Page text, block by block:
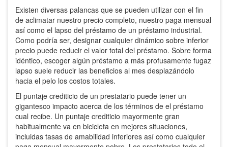
Existen diversas palancas que se pueden utilizar con el fin
de aclimatar nuestro precio completo, nuestro paga mensual
así­ como el lapso del préstamo de un préstamo industrial.
Como podrí­a ser, designar cualquier dinámico sobre inferior
precio puede reducir el valor total del préstamo. Sobre forma
idéntico, escoger algún préstamo a más profusamente fugaz
lapso suele reducir las beneficios al mes desplazándolo
hacia el pelo los costos totales.
El puntaje crediticio de un prestatario puede tener un
gigantesco impacto acerca de los términos de el préstamo
cual recibe. Un puntaje crediticio mayormente gran
habitualmente va en bicicleta en mejores situaciones,
incluidas tasas de amabilidad inferiores así­ como cualquier